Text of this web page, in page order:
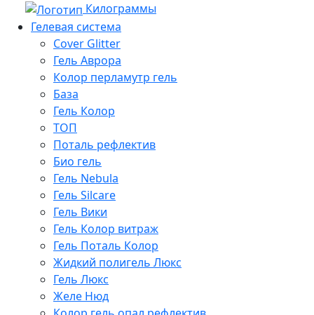
Килограммы
Гелевая система
Cover Glitter
Гель Аврора
Колор перламутр гель
База
Гель Колор
ТОП
Поталь рефлектив
Био гель
Гель Nebula
Гель Silcare
Гель Вики
Гель Колор витраж
Гель Поталь Колор
Жидкий полигель Люкс
Гель Люкс
Желе Нюд